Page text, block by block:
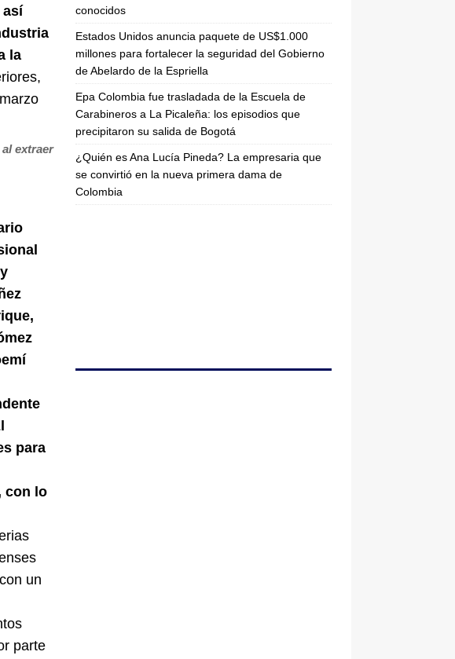
así
la
extraer
para
con lo
un
parte
conocidos
Estados Unidos anuncia paquete de US$1.000
millones para fortalecer la seguridad del Gobierno
de Abelardo de la Espriella
Epa Colombia fue trasladada de la Escuela de
Carabineros a La Picaleña: los episodios que
precipitaron su salida de Bogotá
¿Quién es Ana Lucía Pineda? La empresaria que
se convirtió en la nueva primera dama de
Colombia